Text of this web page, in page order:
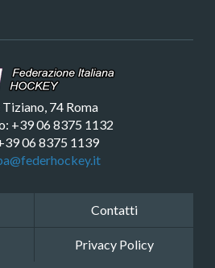
74 Roma
+39 06 8375 1132
06 8375 1139
Contatti
Privacy Policy